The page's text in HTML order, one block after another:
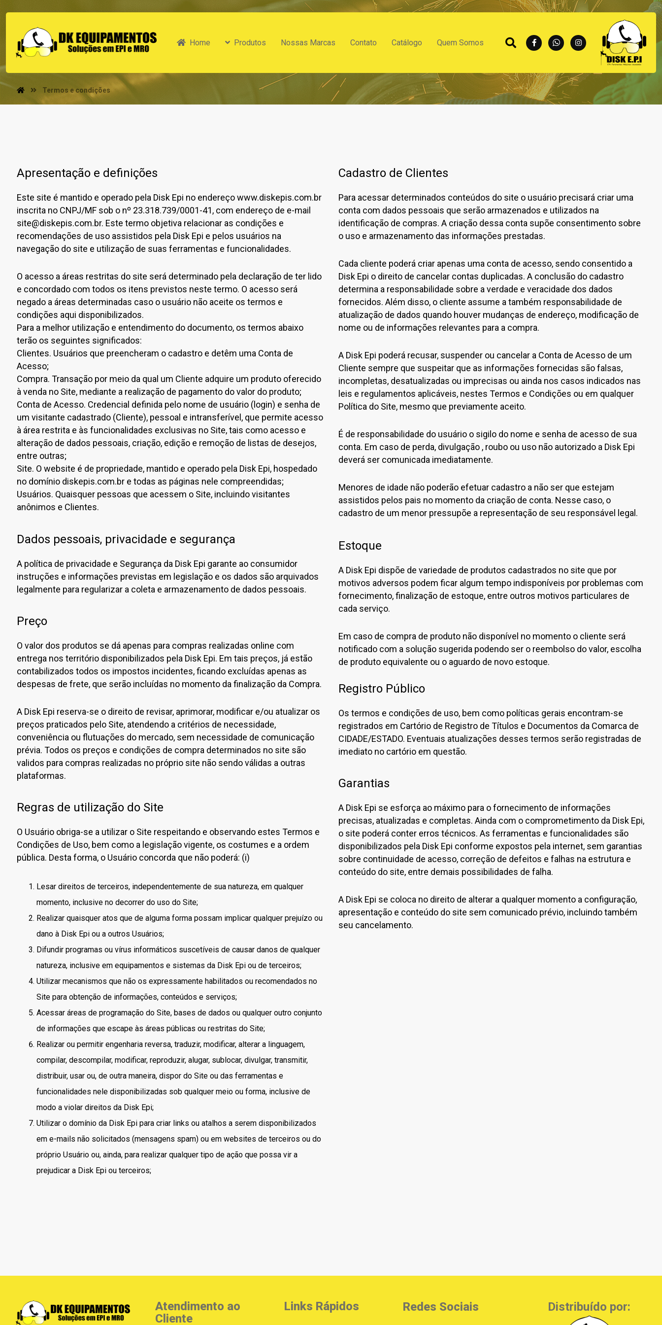
Home Produtos Nossas Marcas Contato Catálogo Quem Somos
Termos e condições
Apresentação e definições
Este site é mantido e operado pela Disk Epi no endereço www.diskepis.com.br
inscrita no CNPJ/MF sob o nº 23.318.739/0001-41, com endereço de e-mail
site@diskepis.com.br. Este termo objetiva relacionar as condições e
recomendações de uso assistidos pela Disk Epi e pelos usuários na
navegação do site e utilização de suas ferramentas e funcionalidades.
O acesso a áreas restritas do site será determinado pela declaração de ter lido
e concordado com todos os itens previstos neste termo. O acesso será
negado a áreas determinadas caso o usuário não aceite os termos e
condições aqui disponibilizados.
Para a melhor utilização e entendimento do documento, os termos abaixo
terão os seguintes significados:
Clientes. Usuários que preencheram o cadastro e detêm uma Conta de
Acesso;
Compra. Transação por meio da qual um Cliente adquire um produto oferecido
à venda no Site, mediante a realização de pagamento do valor do produto;
Conta de Acesso. Credencial definida pelo nome de usuário (login) e senha de
um visitante cadastrado (Cliente), pessoal e intransferível, que permite acesso
à área restrita e às funcionalidades exclusivas no Site, tais como acesso e
alteração de dados pessoais, criação, edição e remoção de listas de desejos,
entre outras;
Site. O website é de propriedade, mantido e operado pela Disk Epi, hospedado
no domínio diskepis.com.br e todas as páginas nele compreendidas;
Usuários. Quaisquer pessoas que acessem o Site, incluindo visitantes
anônimos e Clientes.
Dados pessoais, privacidade e segurança
A política de privacidade e Segurança da Disk Epi garante ao consumidor
instruções e informações previstas em legislação e os dados são arquivados
legalmente para regularizar a coleta e armazenamento de dados pessoais.
Preço
O valor dos produtos se dá apenas para compras realizadas online com
entrega nos território disponibilizados pela Disk Epi. Em tais preços, já estão
contabilizados todos os impostos incidentes, ficando excluídas apenas as
despesas de frete, que serão incluídas no momento da finalização da Compra.
A Disk Epi reserva-se o direito de revisar, aprimorar, modificar e/ou atualizar os
preços praticados pelo Site, atendendo a critérios de necessidade,
conveniência ou flutuações do mercado, sem necessidade de comunicação
prévia. Todos os preços e condições de compra determinados no site são
validos para compras realizadas no próprio site não sendo válidas a outras
plataformas.
Regras de utilização do Site
O Usuário obriga-se a utilizar o Site respeitando e observando estes Termos e
Condições de Uso, bem como a legislação vigente, os costumes e a ordem
pública. Desta forma, o Usuário concorda que não poderá: (i)
Lesar direitos de terceiros, independentemente de sua natureza, em qualquer
momento, inclusive no decorrer do uso do Site;
Realizar quaisquer atos que de alguma forma possam implicar qualquer prejuízo ou
dano à Disk Epi ou a outros Usuários;
Difundir programas ou vírus informáticos suscetíveis de causar danos de qualquer
natureza, inclusive em equipamentos e sistemas da Disk Epi ou de terceiros;
Utilizar mecanismos que não os expressamente habilitados ou recomendados no
Site para obtenção de informações, conteúdos e serviços;
Acessar áreas de programação do Site, bases de dados ou qualquer outro conjunto
de informações que escape às áreas públicas ou restritas do Site;
Realizar ou permitir engenharia reversa, traduzir, modificar, alterar a linguagem,
compilar, descompilar, modificar, reproduzir, alugar, sublocar, divulgar, transmitir,
distribuir, usar ou, de outra maneira, dispor do Site ou das ferramentas e
funcionalidades nele disponibilizadas sob qualquer meio ou forma, inclusive de
modo a violar direitos da Disk Epi;
Utilizar o domínio da Disk Epi para criar links ou atalhos a serem disponibilizados
em e-mails não solicitados (mensagens spam) ou em websites de terceiros ou do
próprio Usuário ou, ainda, para realizar qualquer tipo de ação que possa vir a
prejudicar a Disk Epi ou terceiros;
Cadastro de Clientes
Para acessar determinados conteúdos do site o usuário precisará criar uma
conta com dados pessoais que serão armazenados e utilizados na
identificação de compras. A criação dessa conta supõe consentimento sobre
o uso e armazenamento das informações prestadas.
Cada cliente poderá criar apenas uma conta de acesso, sendo consentido a
Disk Epi o direito de cancelar contas duplicadas. A conclusão do cadastro
determina a responsabilidade sobre a verdade e veracidade dos dados
fornecidos. Além disso, o cliente assume a também responsabilidade de
atualização de dados quando houver mudanças de endereço, modificação de
nome ou de informações relevantes para a compra.
A Disk Epi poderá recusar, suspender ou cancelar a Conta de Acesso de um
Cliente sempre que suspeitar que as informações fornecidas são falsas,
incompletas, desatualizadas ou imprecisas ou ainda nos casos indicados nas
leis e regulamentos aplicáveis, nestes Termos e Condições ou em qualquer
Política do Site, mesmo que previamente aceito.
É de responsabilidade do usuário o sigilo do nome e senha de acesso de sua
conta. Em caso de perda, divulgação , roubo ou uso não autorizado a Disk Epi
deverá ser comunicada imediatamente.
Menores de idade não poderão efetuar cadastro a não ser que estejam
assistidos pelos pais no momento da criação de conta. Nesse caso, o
cadastro de um menor pressupõe a representação de seu responsável legal.
Estoque
A Disk Epi dispõe de variedade de produtos cadastrados no site que por
motivos adversos podem ficar algum tempo indisponíveis por problemas com
fornecimento, finalização de estoque, entre outros motivos particulares de
cada serviço.
Em caso de compra de produto não disponível no momento o cliente será
notificado com a solução sugerida podendo ser o reembolso do valor, escolha
de produto equivalente ou o aguardo de novo estoque.
Registro Público
Os termos e condições de uso, bem como políticas gerais encontram-se
registrados em Cartório de Registro de Títulos e Documentos da Comarca de
CIDADE/ESTADO. Eventuais atualizações desses termos serão registradas de
imediato no cartório em questão.
Garantias
A Disk Epi se esforça ao máximo para o fornecimento de informações
precisas, atualizadas e completas. Ainda com o comprometimento da Disk Epi,
o site poderá conter erros técnicos. As ferramentas e funcionalidades são
disponibilizados pela Disk Epi conforme expostos pela internet, sem garantias
sobre continuidade de acesso, correção de defeitos e falhas na estrutura e
conteúdo do site, entre demais possibilidades de falha.
A Disk Epi se coloca no direito de alterar a qualquer momento a configuração,
apresentação e conteúdo do site sem comunicado prévio, incluindo também
seu cancelamento.
Atendimento ao
Cliente
Links Rápidos Redes Sociais Distribuído por: